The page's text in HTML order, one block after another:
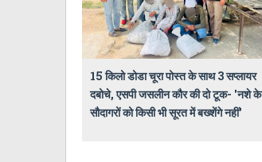
15 किलो डोडा चूरा पोस्त के साथ 3 सप्लायर
दबोचे, एसपी जसलीन कौर की दो टूक- 'नशे के
सौदागरों को किसी भी सूरत में बख्शेंगे नहीं'